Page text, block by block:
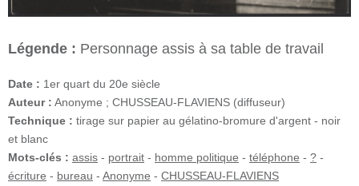
Légende : Personnage assis à sa table de travail
Date : 1er quart du 20e siècle
Auteur : Anonyme ; CHUSSEAU-FLAVIENS (diffuseur)
Technique : tirage sur papier au gélatino-bromure d'argent - noir
et blanc
Mots-clés : assis - portrait - homme politique - téléphone - ? -
écriture - bureau - Anonyme - CHUSSEAU-FLAVIENS